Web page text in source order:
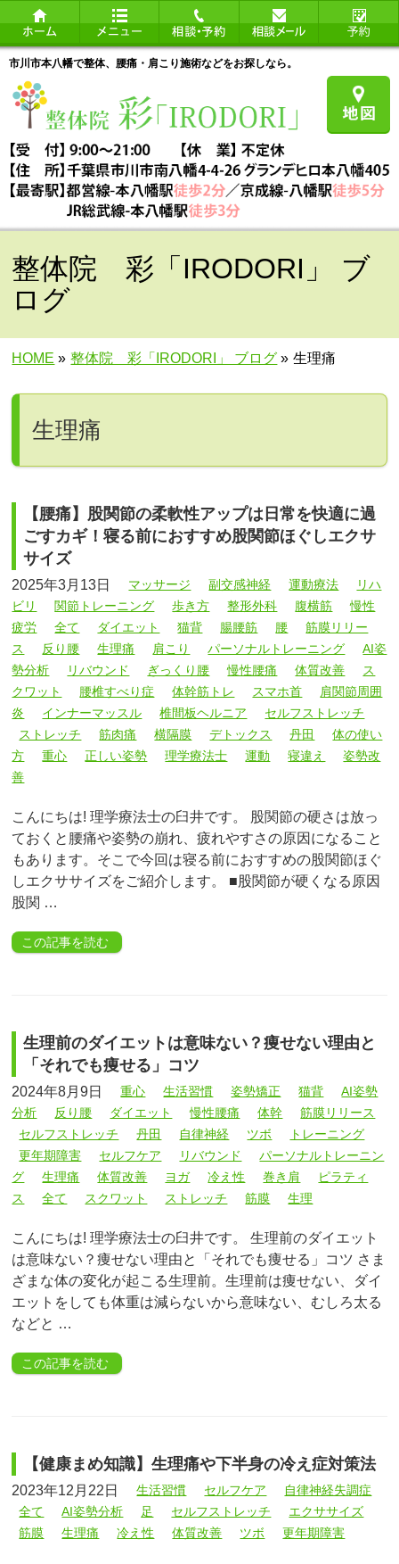
市川市本八幡で整体、腰痛・肩こり施術などをお探しなら。
整体院 彩「IRODORI」 ブ
ログ
HOME » 整体院 彩「IRODORI」 ブログ » 生理痛
生理痛
【腰痛】股関節の柔軟性アップは日常を快適に過
ごすカギ！寝る前におすすめ股関節ほぐしエクサ
サイズ
2025年3月13日 マッサージ 副交感神経 運動療法
リハ
ビリ
関節トレーニング 歩き方 整形外科 腹横筋
慢性
疲労
全て ダイエット 猫背 腸腰筋 腰
筋膜リリー
ス
反り腰 生理痛 肩こり パーソナルトレーニング
AI姿
勢分析
リバウンド ぎっくり腰 慢性腰痛 体質改善
ス
クワット
腰椎すべり症 体幹筋トレ スマホ首
肩関節周囲
炎
インナーマッスル 椎間板ヘルニア
セルフストレッチ
ストレッチ
筋肉痛 横隔膜 デトックス 丹田
体の使い
方
重心 正しい姿勢 理学療法士 運動 寝違え
姿勢改
善
こんにちは! 理学療法士の臼井です。 股関節の硬さは放っ
ておくと腰痛や姿勢の崩れ、疲れやすさの原因になること
もあります。そこで今回は寝る前におすすめの股関節ほぐ
しエクササイズをご紹介します。 ■股関節が硬くなる原因
股関 …
この記事を読む
生理前のダイエットは意味ない？痩せない理由と
「それでも痩せる」コツ
2024年8月9日 重心 生活習慣 姿勢矯正 猫背
AI姿勢
分析
反り腰 ダイエット 慢性腰痛 体幹
筋膜リリース
セルフストレッチ
丹田 自律神経 ツボ
トレーニング
更年期障害
セルフケア リバウンド
パーソナルトレーニン
グ
生理痛 体質改善 ヨガ 冷え性 巻き肩
ピラティ
ス
全て スクワット ストレッチ 筋膜 生理
こんにちは! 理学療法士の臼井です。 生理前のダイエット
は意味ない？痩せない理由と「それでも痩せる」コツ さま
ざまな体の変化が起こる生理前。生理前は痩せない、ダイ
エットをしても体重は減らないから意味ない、むしろ太る
などと …
この記事を読む
【健康まめ知識】生理痛や下半身の冷え症対策法
2023年12月22日 生活習慣 セルフケア
自律神経失調症
全て
AI姿勢分析 足 セルフストレッチ
エクササイズ
筋膜
生理痛 冷え性 体質改善 ツボ 更年期障害